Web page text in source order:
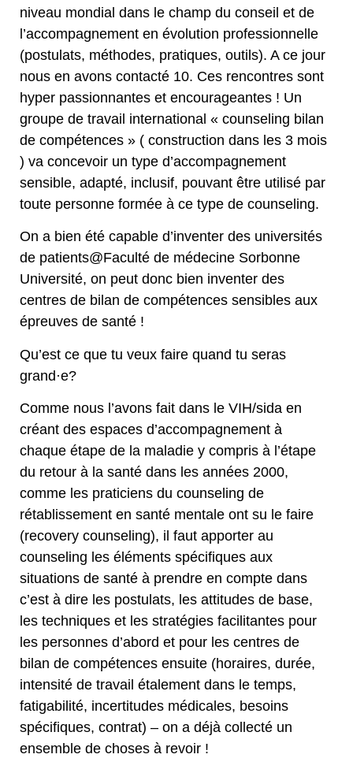
niveau mondial dans le champ du conseil et de
l’accompagnement en évolution professionnelle
(postulats, méthodes, pratiques, outils). A ce jour
nous en avons contacté 10. Ces rencontres sont
hyper passionnantes et encourageantes ! Un
groupe de travail international « counseling bilan
de compétences » ( construction dans les 3 mois
) va concevoir un type d’accompagnement
sensible, adapté, inclusif, pouvant être utilisé par
toute personne formée à ce type de counseling.
On a bien été capable d’inventer des universités
de patients@Faculté de médecine Sorbonne
Université, on peut donc bien inventer des
centres de bilan de compétences sensibles aux
épreuves de santé !
Qu’est ce que tu veux faire quand tu seras
grand·e?
Comme nous l’avons fait dans le VIH/sida en
créant des espaces d’accompagnement à
chaque étape de la maladie y compris à l’étape
du retour à la santé dans les années 2000,
comme les praticiens du counseling de
rétablissement en santé mentale ont su le faire
(recovery counseling), il faut apporter au
counseling les éléments spécifiques aux
situations de santé à prendre en compte dans
c’est à dire les postulats, les attitudes de base,
les techniques et les stratégies facilitantes pour
les personnes d’abord et pour les centres de
bilan de compétences ensuite (horaires, durée,
intensité de travail étalement dans le temps,
fatigabilité, incertitudes médicales, besoins
spécifiques, contrat) – on a déjà collecté un
ensemble de choses à revoir !